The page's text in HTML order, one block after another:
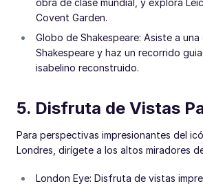
Covent Garden.
Globo de Shakespeare: Asiste a
Shakespeare y haz un recorrido
isabelino reconstruido.
5. Disfruta de Vistas
Para perspectivas impresionantes del
Londres, dirígete a los altos miradores
London Eye: Disfruta de vistas